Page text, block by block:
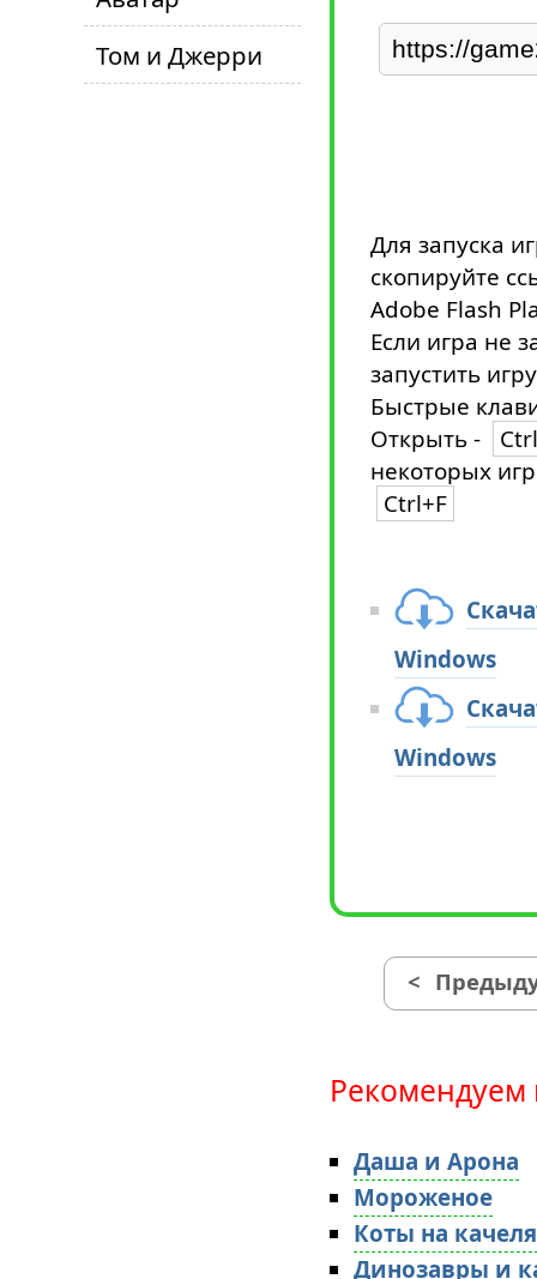
Том и Джерри
Для запуска
скопируйте
Adobe Flash
Если игра не
запустить
Быстрые
Открыть -
некоторых
Ctrl+F
Windows
Windows
<
Рекомендуем
Даша и Арона
Мороженое
Коты на
Динозавры и